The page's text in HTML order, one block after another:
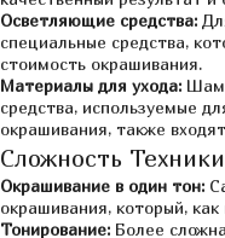
Осветляющие средства:
специальные средства,
стоимость окрашивания.
Материалы для ухода:
средства, используемые
окрашивания, также
Сложность
Окрашивание в один тон:
окрашивания, который,
Тонирование: Более